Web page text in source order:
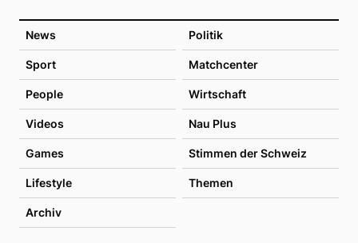
News Politik
Sport Matchcenter
People Wirtschaft
Videos Nau Plus
Games Stimmen der Schweiz
Lifestyle Themen
Archiv